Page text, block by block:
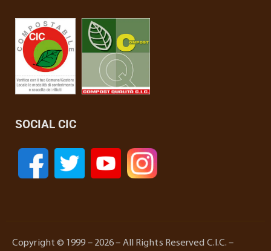
SOCIAL CIC
Copyright © 1999 – 2026 – All Rights Reserved C.I.C. –